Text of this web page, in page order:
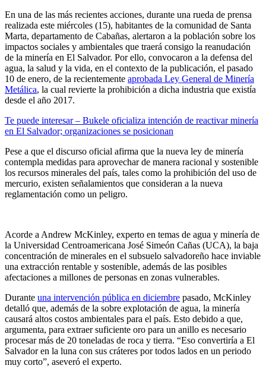
En una de las más recientes acciones, durante una rueda de prensa
realizada este miércoles (15), habitantes de la comunidad de Santa
Marta, departamento de Cabañas, alertaron a la población sobre los
impactos sociales y ambientales que traerá consigo la reanudación
de la minería en El Salvador. Por ello, convocaron a la defensa del
agua, la salud y la vida, en el contexto de la publicación, el pasado
10 de enero, de la recientemente aprobada Ley General de Minería
Metálica, la cual revierte la prohibición a dicha industria que existía
desde el año 2017.
Te puede interesar – Bukele oficializa intención de reactivar minería
en El Salvador; organizaciones se posicionan
Pese a que el discurso oficial afirma que la nueva ley de minería
contempla medidas para aprovechar de manera racional y sostenible
los recursos minerales del país, tales como la prohibición del uso de
mercurio, existen señalamientos que consideran a la nueva
reglamentación como un peligro.
Acorde a Andrew McKinley, experto en temas de agua y minería de
la Universidad Centroamericana José Simeón Cañas (UCA), la baja
concentración de minerales en el subsuelo salvadoreño hace inviable
una extracción rentable y sostenible, además de las posibles
afectaciones a millones de personas en zonas vulnerables.
Durante una intervención pública en diciembre pasado, McKinley
detalló que, además de la sobre explotación de agua, la minería
causará altos costos ambientales para el país. Esto debido a que,
argumenta, para extraer suficiente oro para un anillo es necesario
procesar más de 20 toneladas de roca y tierra. “Eso convertiría a El
Salvador en la luna con sus cráteres por todos lados en un periodo
muy corto”, aseveró el experto.